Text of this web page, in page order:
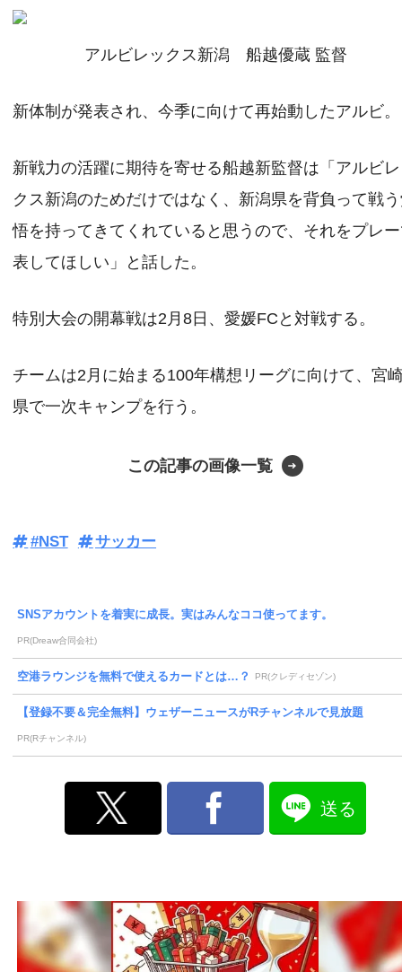
アルビレックス新潟 船越優蔵 監督
新体制が発表され、今季に向けて再始動したアルビ。
新戦力の活躍に期待を寄せる船越新監督は「アルビ
クス新潟のためだけではなく、新潟県を背負って戦
悟を持ってきてくれていると思うので、それをプレ
表してほしい」と話した。
特別大会の開幕戦は2月8日、愛媛FCと対戦する。
チームは2月に始まる100年構想リーグに向けて、宮
県で一次キャンプを行う。
この記事の画像一覧
#NST サッカー
SNSアカウントを着実に成長。実はみんなココ使ってます。
PR(Dreaw合同会社)
空港ラウンジを無料で使えるカードとは…？ PR(クレディセゾン)
【登録不要＆完全無料】ウェザーニュースがRチャンネルで見放題
PR(Rチャンネル)
送る